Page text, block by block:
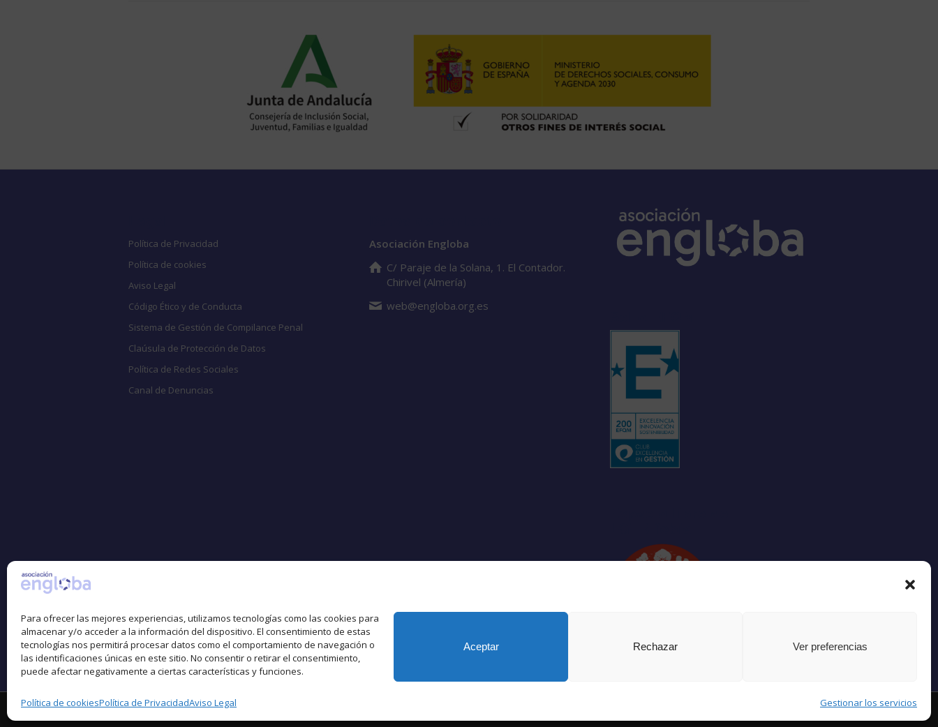
Para ofrecer las mejores experiencias, utilizamos tecnologías como las cookies para
almacenar y/o acceder a la información del dispositivo. El consentimiento de estas
tecnologías nos permitirá procesar datos como el comportamiento de navegación o
las identificaciones únicas en este sitio. No consentir o retirar el consentimiento,
puede afectar negativamente a ciertas características y funciones.
Gestionar los servicios
Aceptar Rechazar Ver preferencias
Política de cookiesPolítica de PrivacidadAviso Legal
Política de Privacidad
Política de cookies
Aviso Legal
Código Ético y de Conducta
Sistema de Gestión de Compilance Penal
Claúsula de Protección de Datos
Política de Redes Sociales
Canal de Denuncias
Asociación Engloba
C/ Paraje de la Solana, 1. El Contador.
Chirivel (Almería)
web@engloba.org.es
© Copyright -Asociación Engloba